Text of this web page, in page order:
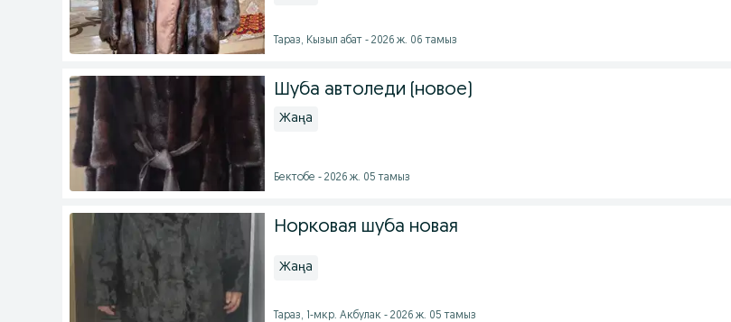
Тараз, Кызыл абат - 2026 ж. 06 тамыз
Шуба автоледи (новое)
Жаңа
Бектобе - 2026 ж. 05 тамыз
Норковая шуба новая
Жаңа
Тараз, 1-мкр. Акбулак - 2026 ж. 05 тамыз